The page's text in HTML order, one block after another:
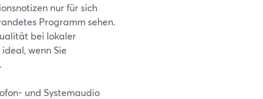
nur für sich
Programm sehen.
bei lokaler
wenn Sie
und Systemaudio